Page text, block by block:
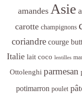
amandes Asie
carotte champignons
coriandre courge
Italie lait coco lentilles
Ottolenghi parmesan
potimarron poulet